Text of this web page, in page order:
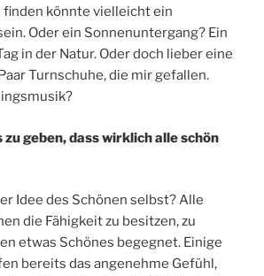
finden könnte vielleicht ein
Oder ein Sonnenuntergang? Ein
in der Natur. Oder doch lieber eine
Turnschuhe, die mir gefallen.
geben, dass wirklich alle schön
Idee des Schönen selbst? Alle
die Fähigkeit zu besitzen, zu
etwas Schönes begegnet. Einige
bereits das angenehme Gefühl,